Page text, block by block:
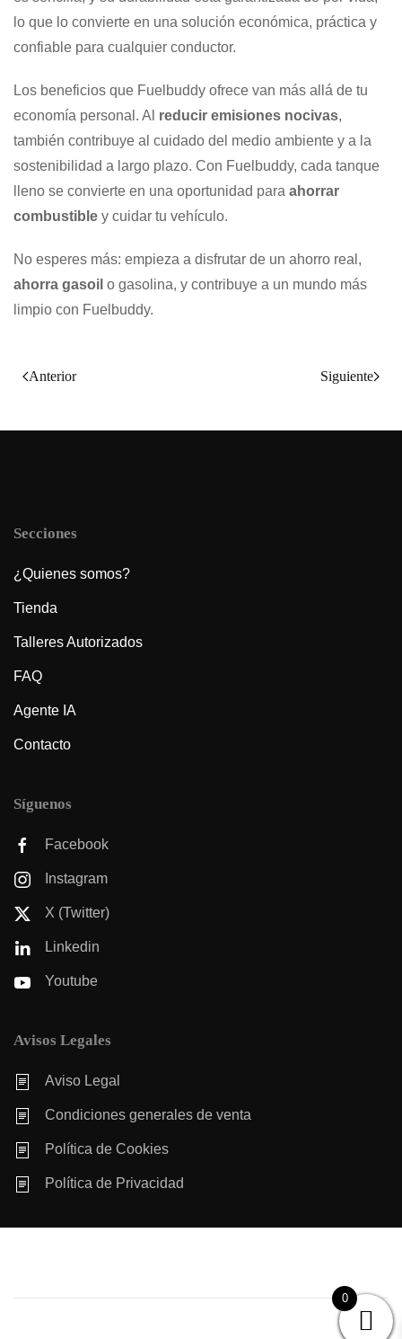
lo que lo convierte en una solución económica, práctica y
confiable para cualquier conductor.
Los beneficios que Fuelbuddy ofrece van más allá de tu
economía personal. Al reducir emisiones nocivas,
también contribuye al cuidado del medio ambiente y a la
sostenibilidad a largo plazo. Con Fuelbuddy, cada tanque
lleno se convierte en una oportunidad para ahorrar
combustible y cuidar tu vehículo.
No esperes más: empieza a disfrutar de un ahorro real,
ahorra gasoil o gasolina, y contribuye a un mundo más
limpio con Fuelbuddy.
Anterior Siguiente
Secciones
¿Quienes somos?
Tienda
Talleres Autorizados
FAQ
Agente IA
Contacto
Síguenos
Facebook
Instagram
X (Twitter)
Linkedin
Youtube
Avisos Legales
Aviso Legal
Condiciones generales de venta
Política de Cookies
Política de Privacidad
0